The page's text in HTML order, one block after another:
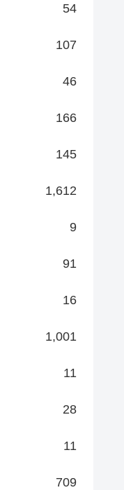
54
107
46
166
145
1,612
9
91
16
1,001
11
28
11
709